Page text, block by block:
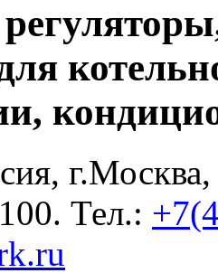
Тел.: